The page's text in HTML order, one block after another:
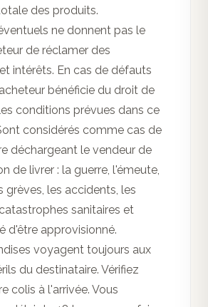
des produits.
ne donnent pas le
de réclamer des
intérêts. En cas de défauts
bénéficie du droit de
conditions prévues dans ce
considérés comme cas de
déchargeant le vendeur de
de livrer : la guerre, l'émeute,
grèves, les accidents, les
sanitaires et
d'être approvisionné.
voyagent toujours aux
du destinataire. Vérifiez
colis à l'arrivée. Vous